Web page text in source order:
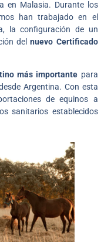
en Malasia. Durante los
han trabajado en el
la configuración de un
delnuevo Certificado
más importante para
Argentina. Con esta
de equinos a
sanitarios establecidos